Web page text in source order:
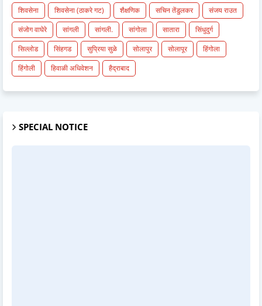
शिवसेना
शिवसेना (ठाकरे गट) शैक्षणिक सचिन तेंडुलकर
संजय राउत
संजोग वाघेरे
सांगली सांगली. सांगोला सातारा
सिंधुदुर्ग
सिल्लोड
सिंहगड सुप्रिया सुळे सोलापुर सोलापूर
हिंगोला
हिंगोली
हिवाळी अधिवेशन हैद्राबाद
SPECIAL NOTICE